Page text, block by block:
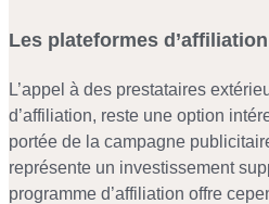
Les plateformes d’affiliation
L’appel à des prestataires
d’affiliation, reste une option
portée de la campagne
représente un investissement
programme d’affiliation offre